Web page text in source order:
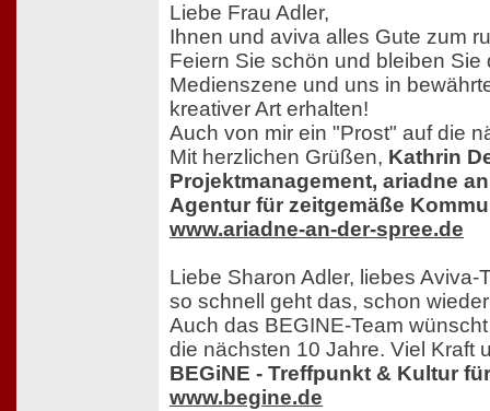
Liebe Frau Adler,
Ihnen und aviva alles Gute zum
Feiern Sie schön und bleiben Sie
Medienszene und uns in
kreativer Art erhalten!
Auch von mir ein "Prost" auf die
Mit herzlichen Grüßen, Kathrin
Projektmanagement, ariadne
Agentur für zeitgemäße
www.ariadne-an-der-spree.de
Liebe Sharon Adler, liebes Aviva-
so schnell geht das, schon
Auch das BEGINE-Team
die nächsten 10 Jahre. Viel Kraft
BEGiNE - Treffpunkt & Kultur
www.begine.de